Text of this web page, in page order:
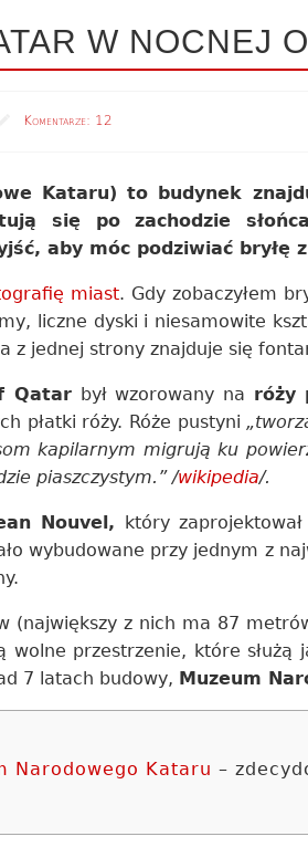
W NOCNEJ
Komentarze: 12
Kataru) to budynek
się po zachodzie
aby móc podziwiać bryłę
miast. Gdy zobaczyłem
liczne dyski i niesamowite
z jednej strony znajduje się
Qatar był wzorowany na róży
płatki róży. Róże pustyni
kapilarnym migrują ku
piaszczystym.” /wikipedia/.
Nouvel, który
wybudowane przy jednym z
(największy z nich ma 87
wolne przestrzenie, które
7 latach budowy, Muzeum
Narodowego Kataru –